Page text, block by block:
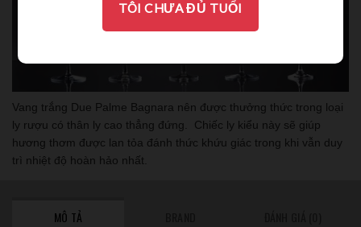
Vang trắng Due Palme Bagnara nên được thưởng thức trong loại
ly rượu có thân ly cao thẳng đứng. Chiếc ly kiểu này sẽ giúp
hương thơm được lan tỏa đánh thức khứu giác trong khi vẫn duy
trì nhiệt độ hoàn hảo nhất.
MÔ TẢ
TÔI CHƯA ĐỦ TUỔI